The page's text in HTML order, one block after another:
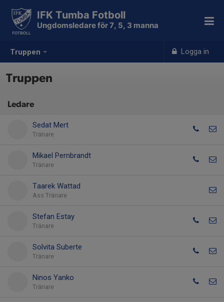
Truppen Logga in
IFK Tumba Fotboll
Ungdomsledare för 7, 5, 3 manna
Truppen
Ledare
Sedat Mert
Tränare
Mikael Pernbrandt
Tränare
Taarek Wattad
Ass Tränare
Stefan Estay
Tränare
Solvita Suberte
Tränare
Ninos Yanko
Tränare